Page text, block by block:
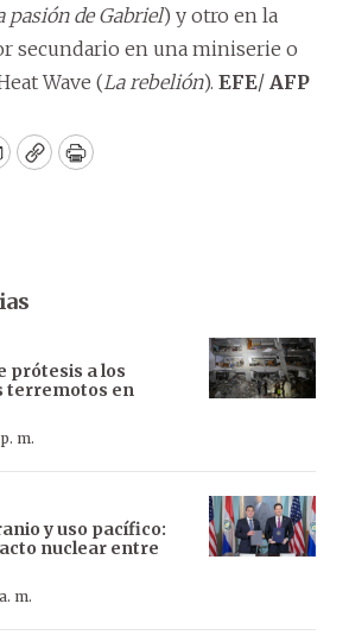
pasión de Gabriel) y otro en la
secundario en una miniserie o
Wave (La rebelión). EFE/ AFP
CopyPrint
prótesis a los
terremotos en
m.
y uso pacífico:
nuclear entre
m.